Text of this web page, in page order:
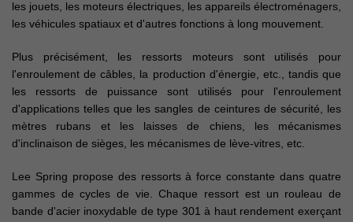
les jouets, les moteurs électriques, les appareils électroménagers,
les véhicules spatiaux et d'autres fonctions à long mouvement.
Plus précisément, les ressorts moteurs sont utilisés pour
l'enroulement de câbles, la production d'énergie, etc., tandis que
les ressorts de puissance sont utilisés pour l'enroulement
d'applications telles que les sangles de ceintures de sécurité, les
mètres rubans et les laisses de chiens, les mécanismes
d'inclinaison de sièges, les mécanismes de lève-vitres, etc.
Lee Spring propose des ressorts à force constante dans quatre
gammes de cycles de vie. Chaque ressort est un rouleau de
bande d'acier inoxydable de type 301 à haut rendement exerçant